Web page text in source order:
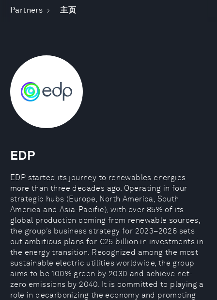
Partners 主页
EDP
EDP started its journey to renewables energies
more than three decades ago. Operating in four
strategic hubs (Europe, North America, South
America and Asia-Pacific), with over 85% of its
global production coming from renewable sources,
the group’s business strategy for 2023–2026 sets
out ambitious plans for €25 billion in investments in
the energy transition. Recognized among the most
sustainable electric utilities worldwide, the group
aims to be 100% green by 2030 and achieve net-
zero emissions by 2040. It is committed to playing a
role in decarbonizing the economy and promoting